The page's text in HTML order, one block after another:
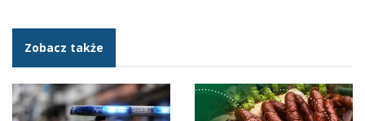
Zobacz także